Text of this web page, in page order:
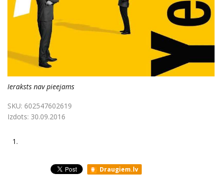
Ieraksts nav pieejams
SKU: 602547602619
Izdots: 30.09.2016
1.
Draugiem.lv